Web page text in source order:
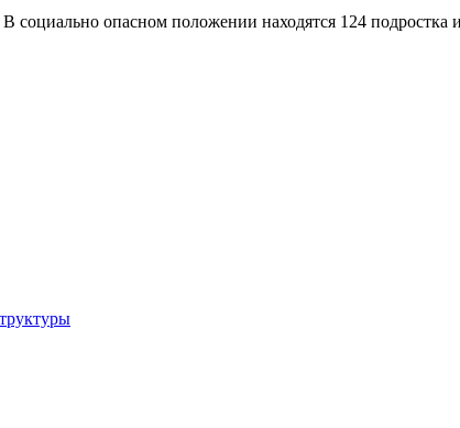
социально опасном положении находятся 124 подростка